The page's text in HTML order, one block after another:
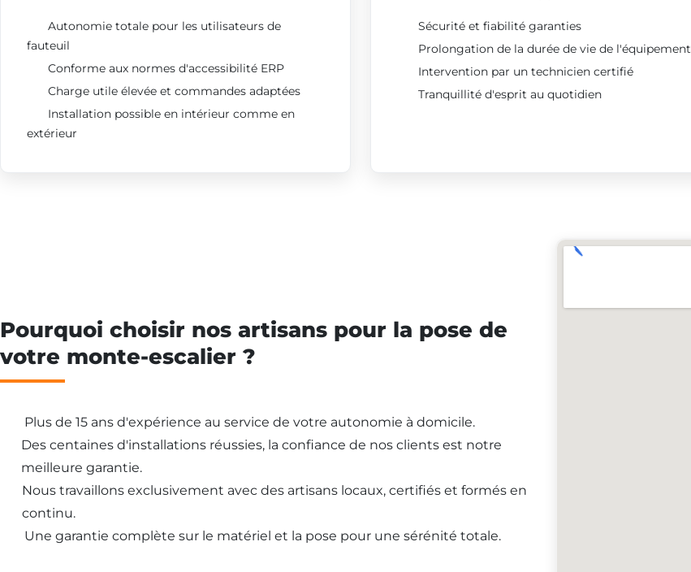
Autonomie totale pour les utilisateurs de
fauteuil
Conforme aux normes d'accessibilité ERP
Charge utile élevée et commandes adaptées
Installation possible en intérieur comme en
extérieur
Sécurité et fiabilité garanties
Prolongation de la durée de vie de l'équipement
Intervention par un technicien certifié
Tranquillité d'esprit au quotidien
Pourquoi choisir nos artisans pour la pose de
votre monte-escalier ?
Plus de 15 ans d'expérience au service de votre autonomie à domicile.
Des centaines d'installations réussies, la confiance de nos clients est notre
meilleure garantie.
Nous travaillons exclusivement avec des artisans locaux, certifiés et formés en
continu.
Une garantie complète sur le matériel et la pose pour une sérénité totale.